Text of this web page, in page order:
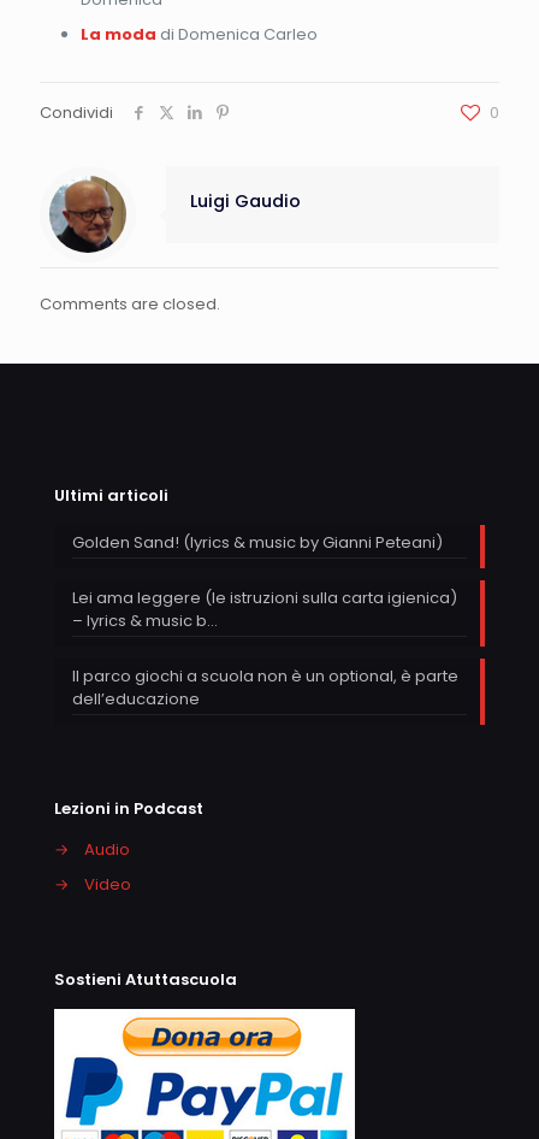
La moda di Domenica Carleo
Condividi 0
Luigi Gaudio
Comments are closed.
Ultimi articoli
Golden Sand! (lyrics & music by Gianni Peteani)
Lei ama leggere (le istruzioni sulla carta igienica)
– lyrics & music b…
Il parco giochi a scuola non è un optional, è parte
dell’educazione
Lezioni in Podcast
→
Audio
→
Video
Sostieni Atuttascuola